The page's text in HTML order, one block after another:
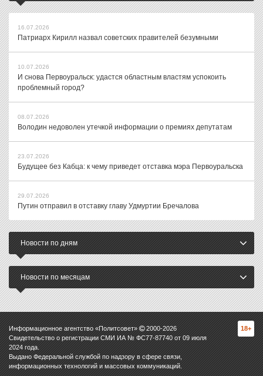
16.07.2026
Патриарх Кирилл назвал советских правителей безумными
10.07.2026
И снова Первоуральск: удастся областным властям успокоить
проблемный город?
08.07.2026
Володин недоволен утечкой информации о премиях депутатам
23.07.2026
Будущее без Кабца: к чему приведет отставка мэра Первоуральска
29.07.2026
Путин отправил в отставку главу Удмуртии Бречалова
Новости по дням
Новости по месяцам
Информационное агентство «Политсовет» 2000-2026
Свидетельство о регистрации СМИ ИА № ФС77-87740 от 09 июля
2024 года.
Выдано Федеральной службой по надзору в сфере связи,
информационных технологий и массовых коммуникаций.
18+